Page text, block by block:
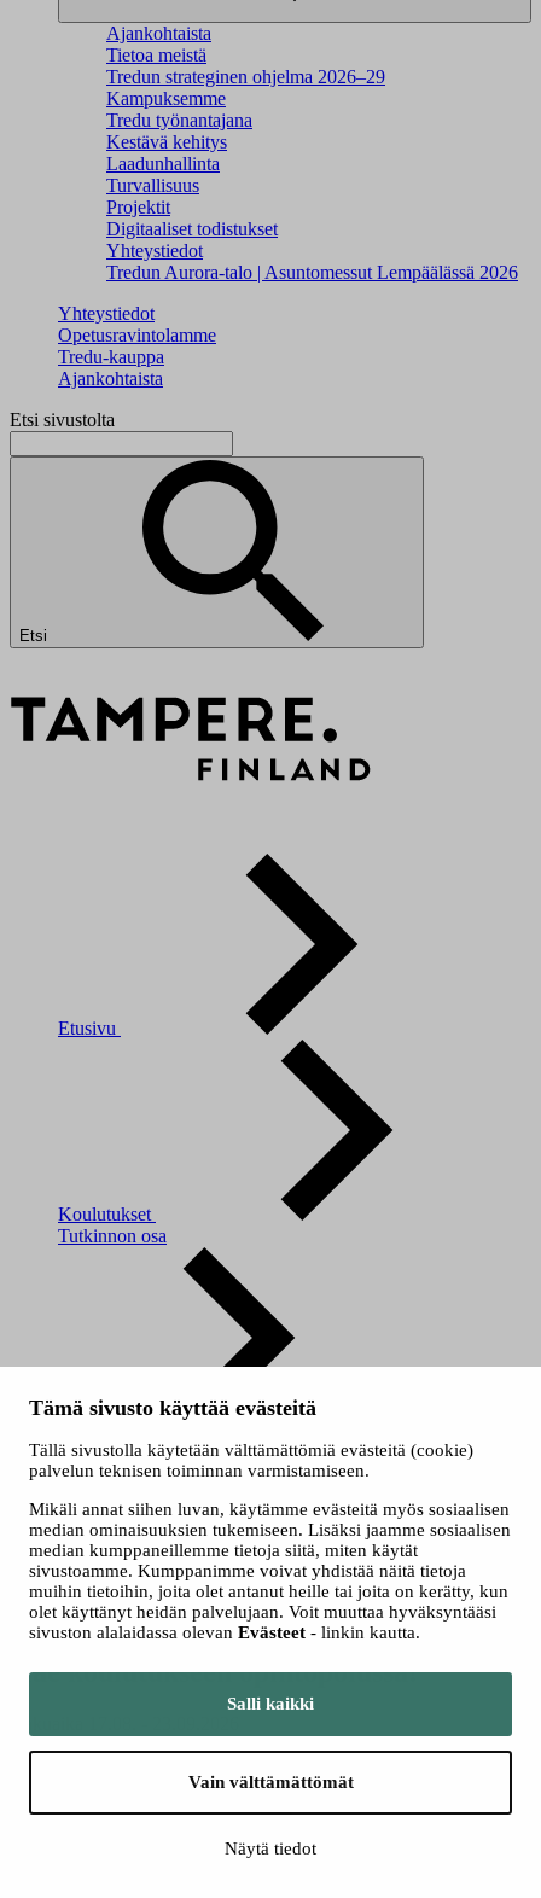
Tämä sivusto käyttää evästeitä
Tällä sivustolla käytetään välttämättömiä evästeitä (cookie)
palvelun teknisen toiminnan varmistamiseen.
Mikäli annat siihen luvan, käytämme evästeitä myös sosiaalisen
median ominaisuuksien tukemiseen. Lisäksi jaamme sosiaalisen
median kumppaneillemme tietoja siitä, miten käytät
sivustoamme. Kumppanimme voivat yhdistää näitä tietoja
muihin tietoihin, joita olet antanut heille tai joita on kerätty, kun
olet käyttänyt heidän palvelujaan. Voit muuttaa hyväksyntääsi
sivuston alalaidassa olevan Evästeet - linkin kautta.
Salli kaikki
Vain välttämättömät
Näytä tiedot
Ajankohtaista
Tietoa meistä
Tredun strateginen ohjelma 2026–29
Kampuksemme
Tredu työnantajana
Kestävä kehitys
Laadunhallinta
Turvallisuus
Projektit
Digitaaliset todistukset
Yhteystiedot
Tredun Aurora-talo | Asuntomessut Lempäälässä 2026
Yhteystiedot
Opetusravintolamme
Tredu-kauppa
Ajankohtaista
Etsi sivustolta
Etsi
Etusivu
Koulutukset
Tutkinnon osa
Juomien myynti ja tarjoilu
Tutkinnon osa/osia ravintola- ja catering-alan perustutkinnosta.
Juomien myynti ja tarjoilu
Onko asiakaspalvelu lähellä sydäntäsi? Haluatko tarjota asiakkaille
onnistuneita ravintolaelämyksiä? Tämä koulutus voisi sopia juuri
sinulle.
Hae koulutukseen opintopolussa!